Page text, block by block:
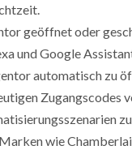
geöffnet oder
und Google
automatisch zu
Zugangscodes
wie